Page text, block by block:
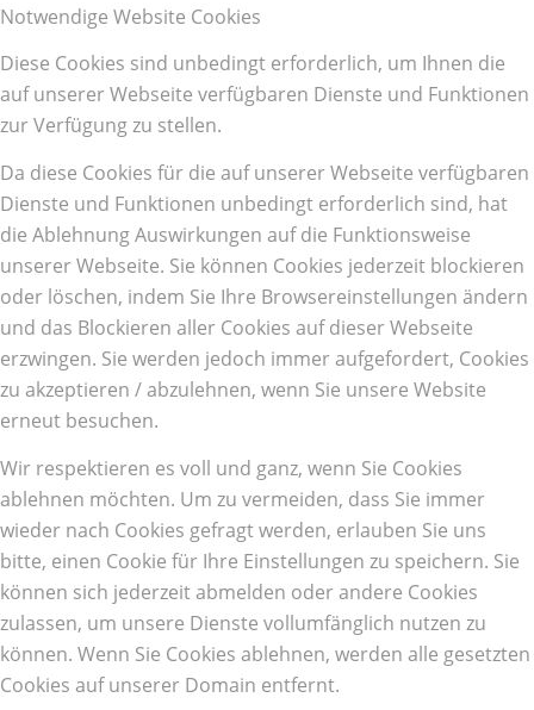
Notwendige Website Cookies
Diese Cookies sind unbedingt erforderlich, um Ihnen die
auf unserer Webseite verfügbaren Dienste und Funktionen
zur Verfügung zu stellen.
Da diese Cookies für die auf unserer Webseite verfügbaren
Dienste und Funktionen unbedingt erforderlich sind, hat
die Ablehnung Auswirkungen auf die Funktionsweise
unserer Webseite. Sie können Cookies jederzeit blockieren
oder löschen, indem Sie Ihre Browsereinstellungen ändern
und das Blockieren aller Cookies auf dieser Webseite
erzwingen. Sie werden jedoch immer aufgefordert, Cookies
zu akzeptieren / abzulehnen, wenn Sie unsere Website
erneut besuchen.
Wir respektieren es voll und ganz, wenn Sie Cookies
ablehnen möchten. Um zu vermeiden, dass Sie immer
wieder nach Cookies gefragt werden, erlauben Sie uns
bitte, einen Cookie für Ihre Einstellungen zu speichern. Sie
können sich jederzeit abmelden oder andere Cookies
zulassen, um unsere Dienste vollumfänglich nutzen zu
können. Wenn Sie Cookies ablehnen, werden alle gesetzten
Cookies auf unserer Domain entfernt.